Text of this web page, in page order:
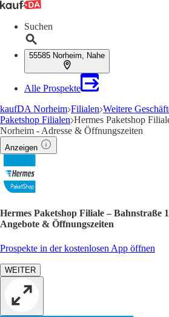
Suchen
55585 Norheim, Nahe
Alle Prospekte
kaufDA Norheim Filialen Weitere
Paketshop Filialen Hermes Paketshop
Norheim - Adresse & Öffnungszeiten
Anzeigen
Hermes Paketshop Filiale – Bahnstraße
Angebote & Öffnungszeiten
Prospekte in der kostenlosen App öffnen
WEITER